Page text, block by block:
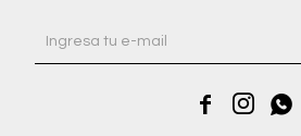
  